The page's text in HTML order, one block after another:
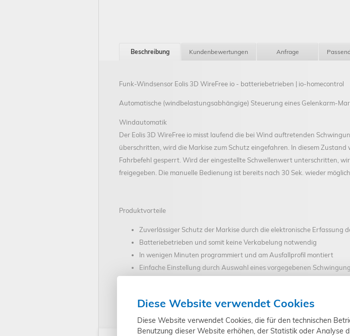
Beschreibung Kundenbewertungen Anfrage
Funk-Windsensor Eolis 3D WireFree io - batteriebetrieben | io-homecontrol
Automatische (windbelastungsabhängige) Steuerung eines Gelenkarm-
Windautomatik
Der Eolis 3D WireFree io misst laufend die bei Wind auftretenden
überschritten, wird die Markise zum Schutz eingefahren. In diesem
Fahrbefehl gesperrt. Wird der eingestellte Schwellenwert unterschritten,
freigegeben. Die manuelle Bedienung ist bereits nach 30 Sek. wieder möglich.
Produktvorteile
Zuverlässiger Schutz der Markise durch die elektronische
Batteriebetrieben und somit keine Verkabelung notwendig
In wenigen Minuten programmiert und am Ausfallprofil montiert
Einfache Einstellung durch Auswahl eines vorgegebenen
Rückmeldung durch den Antrieb bei schwacher Batterie
Diese Website verwendet Cookies
Diese Website verwendet Cookies, die für den technischen
Benutzung dieser Website erhöhen, der Statistik oder Analyse